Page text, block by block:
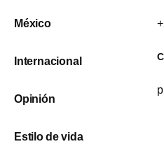
México
Internacional
Opinión
Estilo de vida